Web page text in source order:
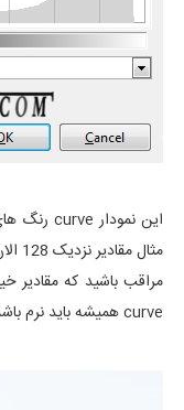
مثال مقادیر نزدیک 128 الان نزدیک 192 قرار دارند.
مراقب باشید که مقادیر
curve همیشه باید نرم باشد.